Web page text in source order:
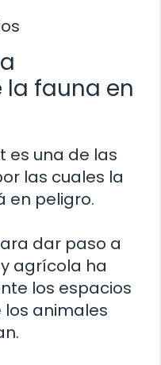
fauna en
es una de las
las cuales la
en peligro.
dar paso a
agrícola ha
los espacios
animales